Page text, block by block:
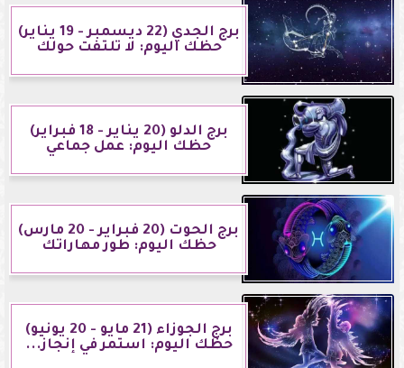
برج الجدي (22 ديسمبر - 19 يناير)
حظك اليوم: لا تلتفت حولك
برج الدلو (20 يناير - 18 فبراير)
حظك اليوم: عمل جماعي
برج الحوت (20 فبراير - 20 مارس)
حظك اليوم: طور مهاراتك
برج الجوزاء (21 مايو - 20 يونيو)
حظك اليوم: استمر في إنجاز...